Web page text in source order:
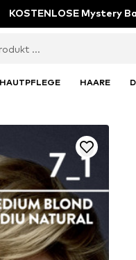
KOSTENLOSE Mystery
HAUTPFLEGE HAARE